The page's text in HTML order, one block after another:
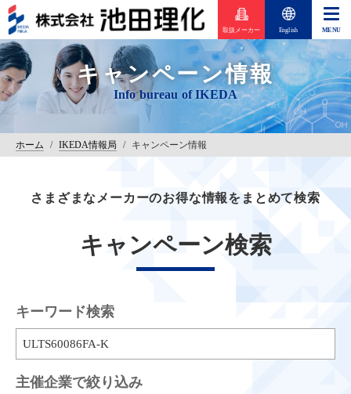
取扱メーカー English
キャンペーン情報
ホーム / IKEDA情報局 / キャンペーン情報
さまざまなメーカーのお得な情報をまとめて検索
キャンペーン検索
キーワード検索
主催企業で絞り込み